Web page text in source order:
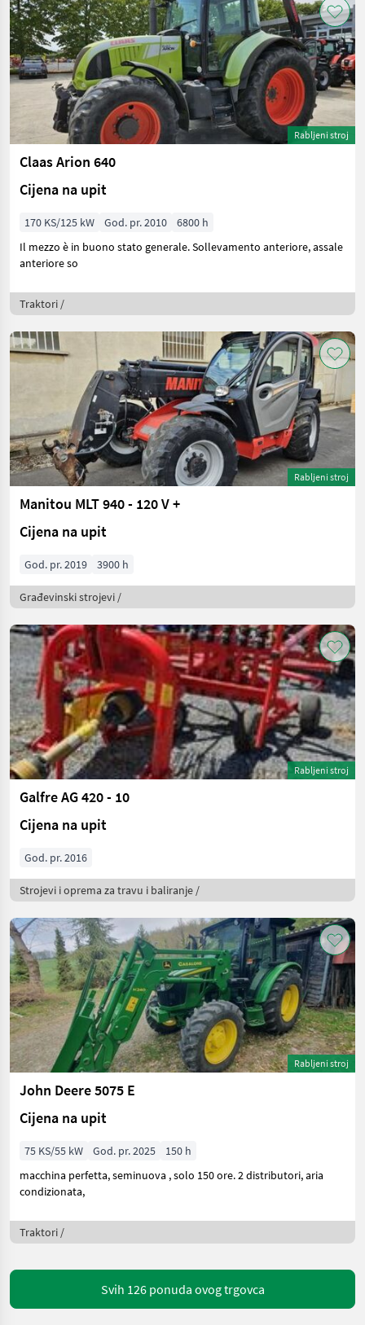
Rabljeni stroj
Claas Arion 640
Cijena na upit
170 KS/125 kW God. pr. 2010
6800 h
Il mezzo è in buono stato generale. Sollevamento anteriore, assale
anteriore so
Traktori /
Rabljeni stroj
Manitou MLT 940 - 120 V +
Cijena na upit
God. pr. 2019 3900 h
Građevinski strojevi /
Rabljeni stroj
Galfre AG 420 - 10
Cijena na upit
God. pr. 2016
Strojevi i oprema za travu i baliranje /
Rabljeni stroj
John Deere 5075 E
Cijena na upit
75 KS/55 kW God. pr. 2025
150 h
macchina perfetta, seminuova , solo 150 ore. 2 distributori, aria
condizionata,
Traktori /
Svih 126 ponuda ovog trgovca